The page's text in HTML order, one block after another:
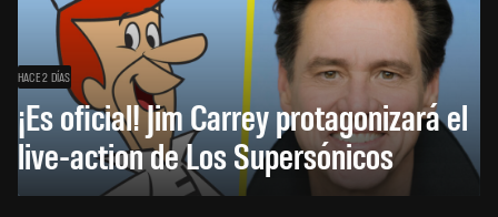
HACE 2 DÍAS
¡Es oficial! Jim Carrey protagonizará el
live-action de Los Supersónicos